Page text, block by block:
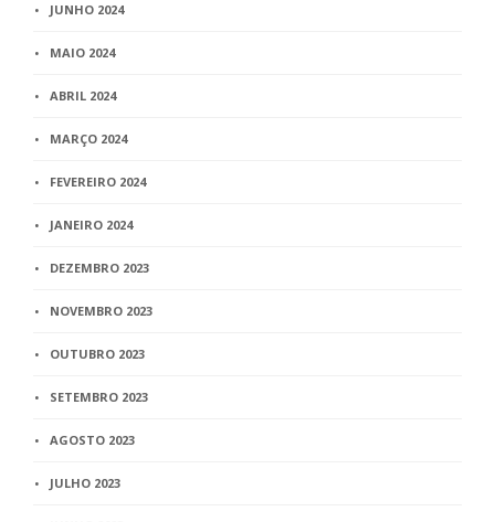
JUNHO 2024
MAIO 2024
ABRIL 2024
MARÇO 2024
FEVEREIRO 2024
JANEIRO 2024
DEZEMBRO 2023
NOVEMBRO 2023
OUTUBRO 2023
SETEMBRO 2023
AGOSTO 2023
JULHO 2023